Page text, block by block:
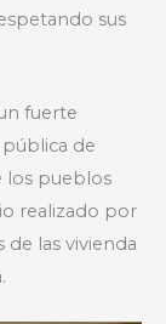
sus
fuerte
de
los pueblos
realizado por
de las vivienda